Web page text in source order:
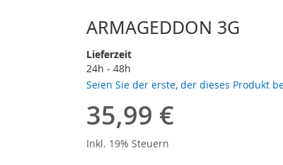
ARMAGEDDON 3G
Lieferzeit
24h - 48h
Seien Sie der erste, der dieses Produkt
35,99 €
Inkl. 19% Steuern